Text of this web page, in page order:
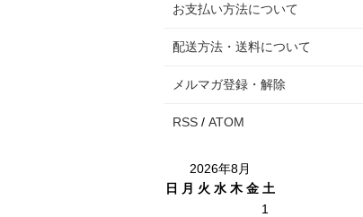
お支払い方法について
配送方法・送料について
メルマガ登録・解除
RSS / ATOM
2026年8月
日
月 火 水 木 金 土
1